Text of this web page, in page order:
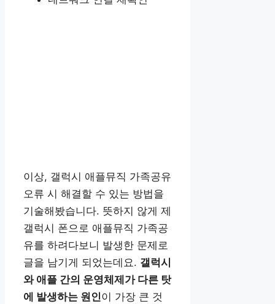
이상, 갤럭시 애플뮤직 가족공유
오류 시 해결할 수 있는 방법을
기술해봤습니다. 뜻하지 않게 제
갤럭시 폰으로 애플뮤직 가족공
유를 하려다보니 발생한 문제로
글을 남기게 되었는데요. 갤럭시
와 애플 간의 운영체제가 다른 탓
에 발생하는 원인이 가장 큰 것